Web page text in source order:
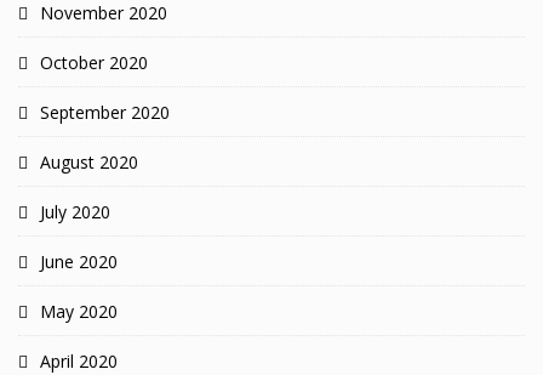
November 2020
October 2020
September 2020
August 2020
July 2020
June 2020
May 2020
April 2020